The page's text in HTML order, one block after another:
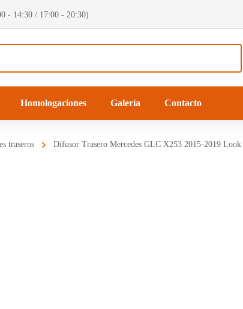
- 14:30 / 17:00 - 20:30)
Homologaciones Galería Contacto
traseros Difusor Trasero Mercedes GLC X253 2015-2019